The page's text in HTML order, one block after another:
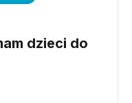
dzieci do